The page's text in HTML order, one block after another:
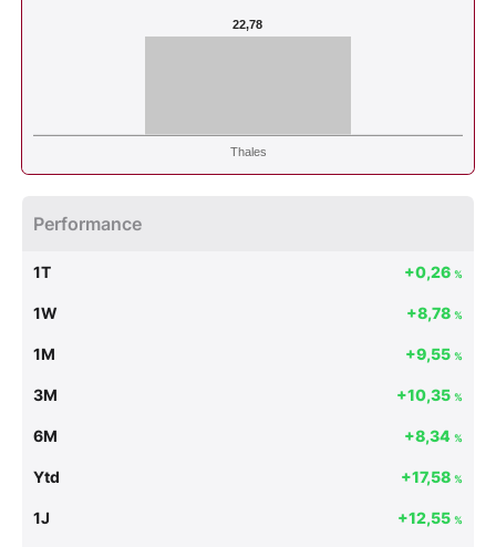
22,78
Thales
Performance
1T +0,26 %
1W +8,78 %
1M +9,55 %
3M +10,35 %
6M +8,34 %
Ytd +17,58 %
1J +12,55 %